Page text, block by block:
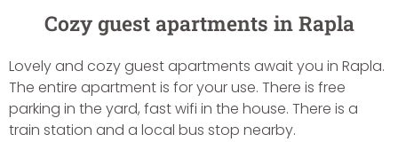
Cozy guest apartments in Rapla
Lovely and cozy guest apartments await you in Rapla.
The entire apartment is for your use. There is free
parking in the yard, fast wifi in the house. There is a
train station and a local bus stop nearby.